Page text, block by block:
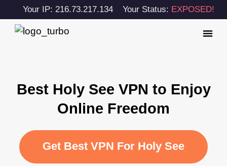
Your IP: 216.73.217.134 Your Status: EXPOSED!
Best Holy See VPN to Enjoy
Online Freedom
Get Best VPN For Holy See